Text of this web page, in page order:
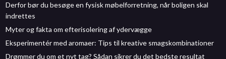
Derfor bør du besøge en fysisk møbelforretning, når boligen skal
indrettes
Myter og fakta om efterisolering af ydervægge
Eksperimentér med aromaer: Tips til kreative smagskombinationer
Drømmer du om et nyt tag? Sådan sikrer du det bedste resultat